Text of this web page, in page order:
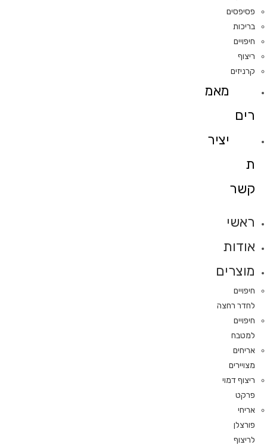
פסיפסים
בריכות
חיפויים
ריצוף
קרניזים
מאמ
רים
יציר
ת
קשר
ראשי
אודות
מוצרים
חיפויים
לחדר רחצה
חיפויים
למטבח
אריחים
מצויירים
ריצוף דמוי
פרקט
אריחי
פורצלן
לריצוף